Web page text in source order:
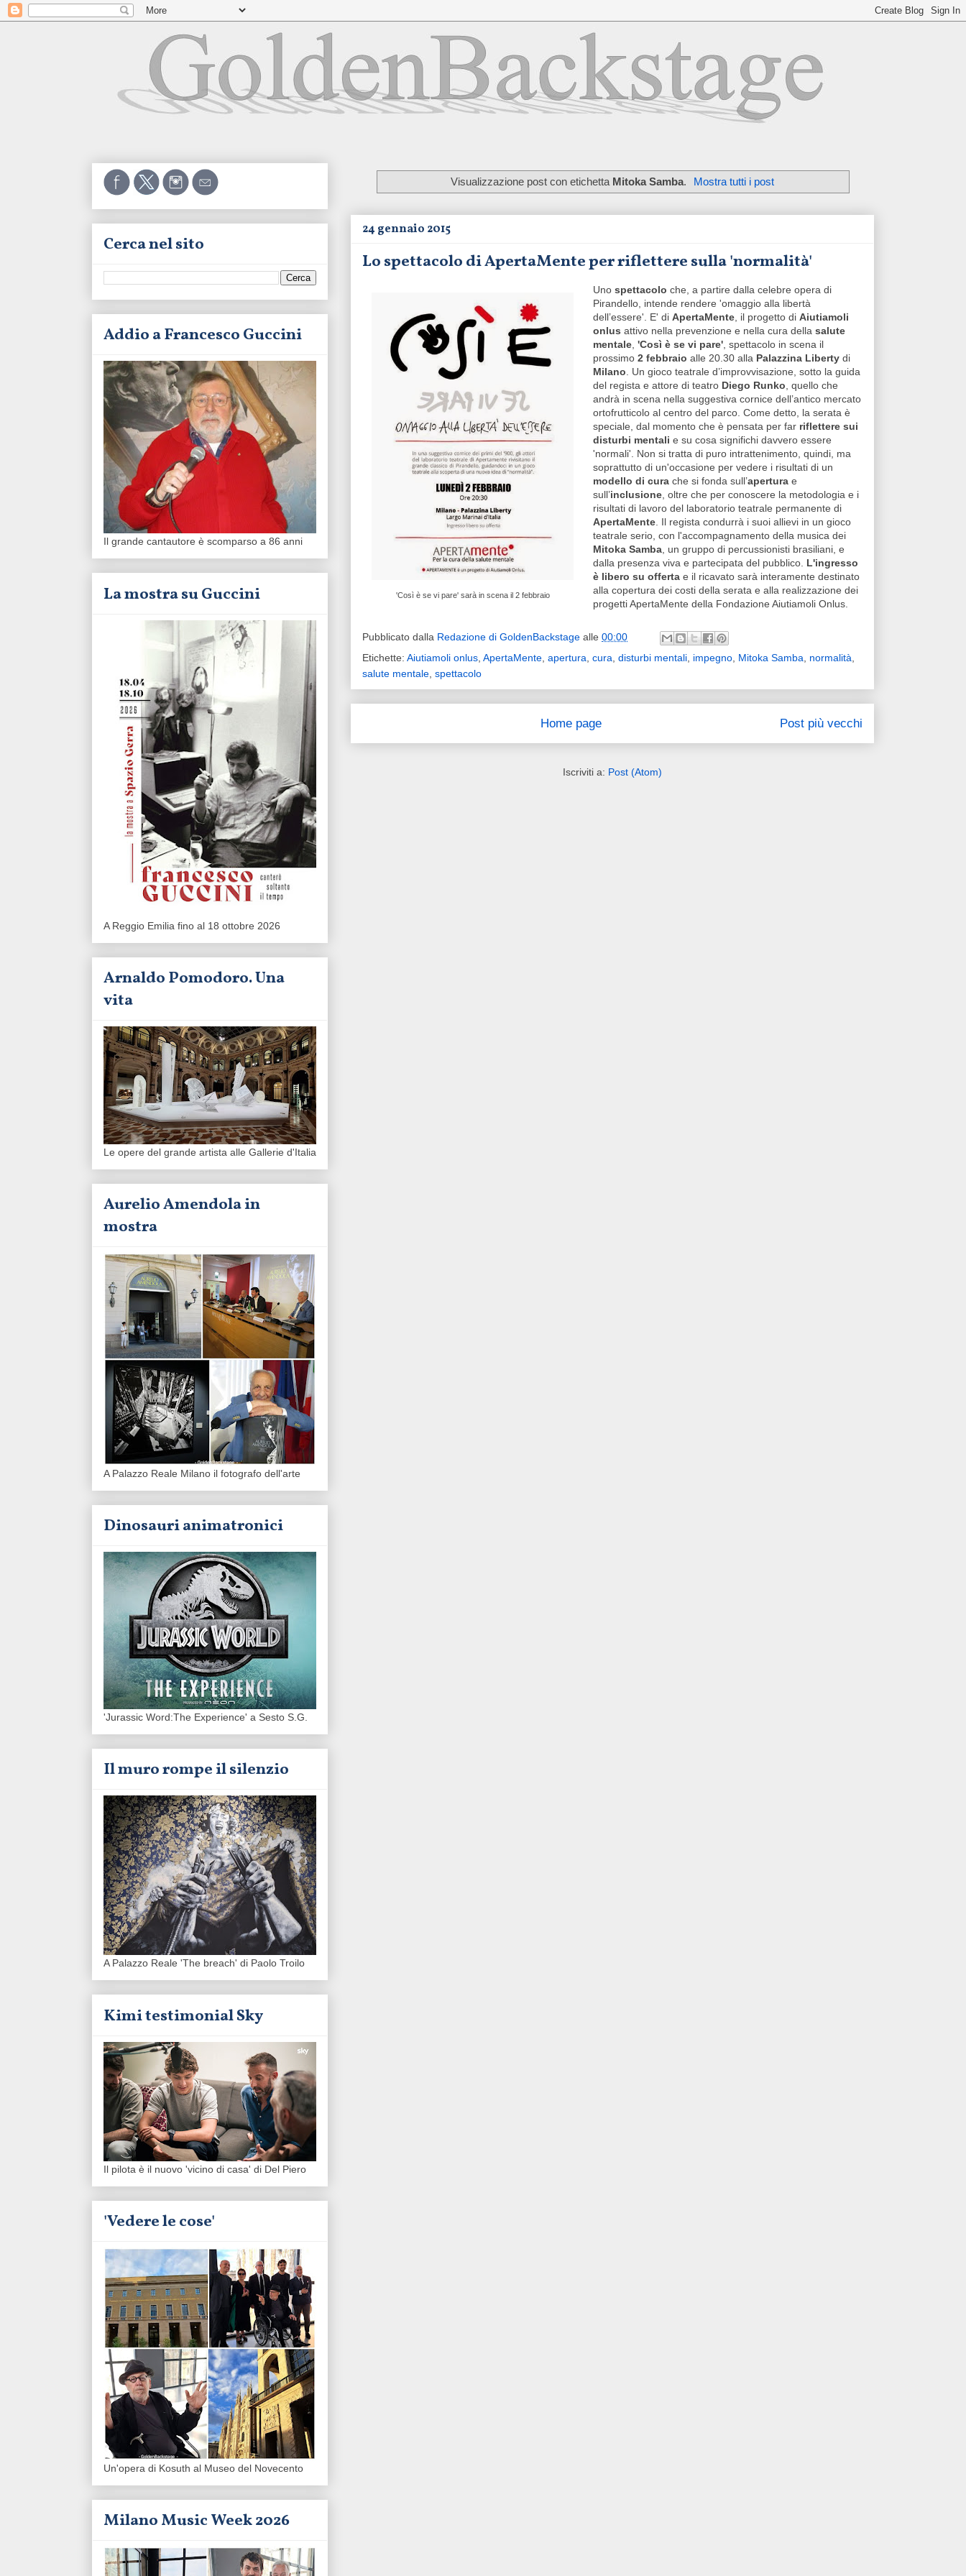
Visualizzazione post con etichetta Mitoka Samba. Mostra tutti i post
24 gennaio 2015
Lo spettacolo di ApertaMente per riflettere sulla 'normalità'
'Così è se vi pare' sarà in scena il 2 febbraio
Uno spettacolo che, a partire dalla celebre opera di
Pirandello, intende rendere 'omaggio alla libertà
dell’essere'. E' di ApertaMente, il progetto di Aiutiamoli
onlus attivo nella prevenzione e nella cura della salute
mentale, 'Così è se vi pare', spettacolo in scena il
prossimo 2 febbraio alle 20.30 alla Palazzina Liberty di
Milano. Un gioco teatrale d’improvvisazione, sotto la guida
del regista e attore di teatro Diego Runko, quello che
andrà in scena nella suggestiva cornice dell’antico mercato
ortofrutticolo al centro del parco. Come detto, la serata è
speciale, dal momento che è pensata per far riflettere sui
disturbi mentali e su cosa significhi davvero essere
'normali'. Non si tratta di puro intrattenimento, quindi, ma
soprattutto di un'occasione per vedere i risultati di un
modello di cura che si fonda sull’apertura e
sull’inclusione, oltre che per conoscere la metodologia e i
risultati di lavoro del laboratorio teatrale permanente di
ApertaMente. Il regista condurrà i suoi allievi in un gioco
teatrale serio, con l'accompagnamento della musica dei
Mitoka Samba, un gruppo di percussionisti brasiliani, e
dalla presenza viva e partecipata del pubblico. L'ingresso
è libero su offerta e il ricavato sarà interamente destinato
alla copertura dei costi della serata e alla realizzazione dei
progetti ApertaMente della Fondazione Aiutiamoli Onlus.
Pubblicato dalla Redazione di GoldenBackstage alle 00:00
Etichette: Aiutiamoli onlus, ApertaMente, apertura, cura, disturbi mentali, impegno, Mitoka Samba, normalità,
salute mentale, spettacolo
Post più vecchi
Home page
Iscriviti a: Post (Atom)
Cerca nel sito
Addio a Francesco Guccini
Il grande cantautore è scomparso a 86 anni
La mostra su Guccini
A Reggio Emilia fino al 18 ottobre 2026
Arnaldo Pomodoro. Una
vita
Le opere del grande artista alle Gallerie d'Italia
Aurelio Amendola in
mostra
A Palazzo Reale Milano il fotografo dell'arte
Dinosauri animatronici
'Jurassic Word:The Experience' a Sesto S.G.
Il muro rompe il silenzio
A Palazzo Reale 'The breach' di Paolo Troilo
Kimi testimonial Sky
Il pilota è il nuovo 'vicino di casa' di Del Piero
'Vedere le cose'
Un'opera di Kosuth al Museo del Novecento
Milano Music Week 2026